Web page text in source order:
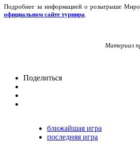
Подробнее за информацией о розыгрыше
официальном сайте турнира.
Материал
Поделиться
ближайшая игра
последняя игра